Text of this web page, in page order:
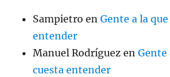
Sampietro enGente a la
entender
Manuel Rodríguez enGente
cuesta entender